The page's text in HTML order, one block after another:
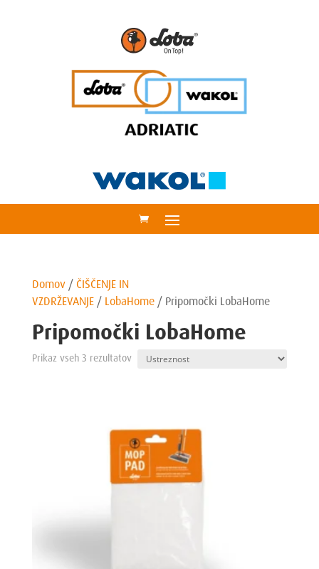
Domov/ ČIŠČENJE IN
VZDRŽEVANJE/ LobaHome/ Pripomočki LobaHome
Pripomočki LobaHome
Prikaz vseh 3 rezultatov